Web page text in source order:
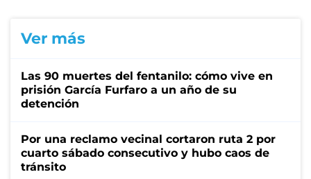
Ver más
Las 90 muertes del fentanilo: cómo vive en
prisión García Furfaro a un año de su
detención
Por una reclamo vecinal cortaron ruta 2 por
cuarto sábado consecutivo y hubo caos de
tránsito